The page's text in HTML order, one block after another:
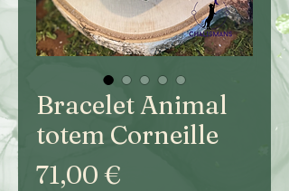
Bracelet Animal
totem Corneille
71,00 €